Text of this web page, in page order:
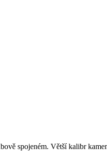
spojeném. Větší kalibr